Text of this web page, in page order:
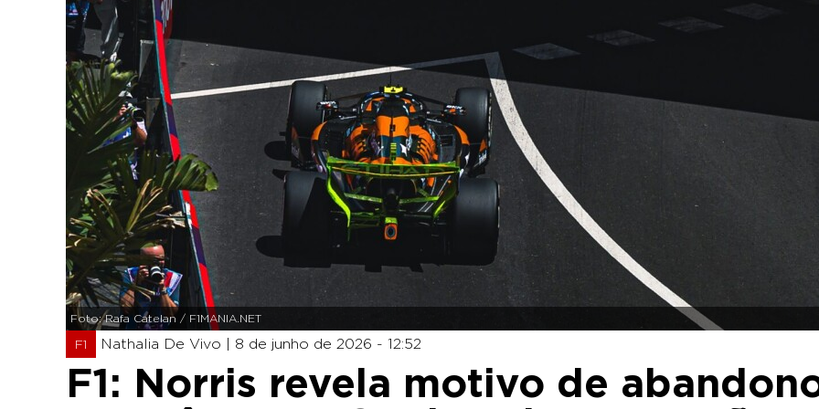
Foto: Rafa Catelan / F1MANIA.NET
F1 Nathalia De Vivo | 8 de junho de 2026 - 12:52
F1: Norris revela motivo de